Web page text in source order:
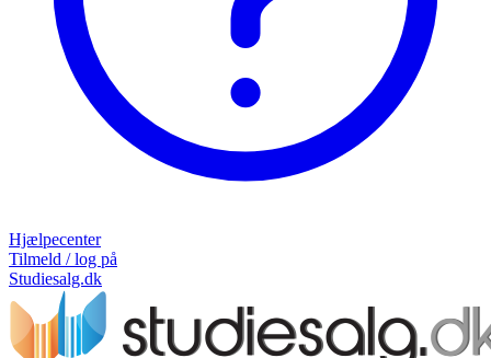
Hjælpecenter
Tilmeld / log på
Studiesalg.dk